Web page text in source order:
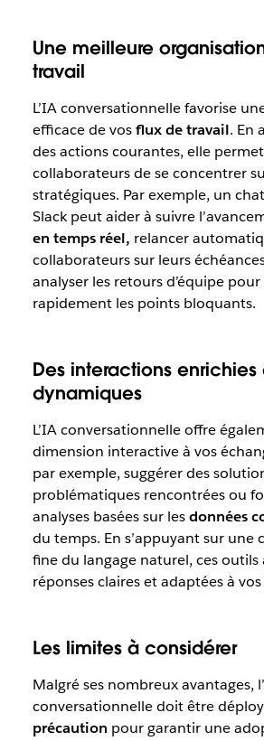
Une meilleure
travail
L’IA conversationnelle favorise
efficace de vosflux de travail. En
des actions courantes, elle
collaborateurs de se concentrer
stratégiques. Par exemple, un
Slack peut aider à suivre
en temps réel, relancer
collaborateurs sur leurs
analyser les retours d’équipe
rapidement les points bloquants.
Des interactions enrichies
dynamiques
L’IA conversationnelle offre
dimension interactive à vos
par exemple, suggérer des
problématiques rencontrées ou
analyses basées sur lesdonnées
du temps. En s’appuyant sur une
fine du langage naturel, ces
réponses claires et adaptées à
Les limites à considérer
Malgré ses nombreux avantages,
conversationnelle doit être
précaution pour garantir une